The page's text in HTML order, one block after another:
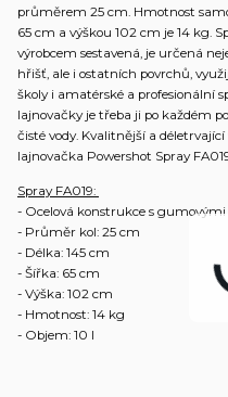
průměrem 25 cm. Hmotnost
65 cm a výškou 102 cm je 14 kg.
výrobcem sestavená, je určená
hřišť, ale i ostatních povrchů,
školy i amatérské a profesionální
lajnovačky je třeba ji po každém
čisté vody. Kvalitnější a
lajnovačka Powershot Spray
Spray FA019:
- Ocelová konstrukce s gumovými
- Průměr kol: 25 cm
- Délka: 145 cm
- Šířka: 65 cm
- Výška: 102 cm
- Hmotnost: 14 kg
- Objem: 10 l